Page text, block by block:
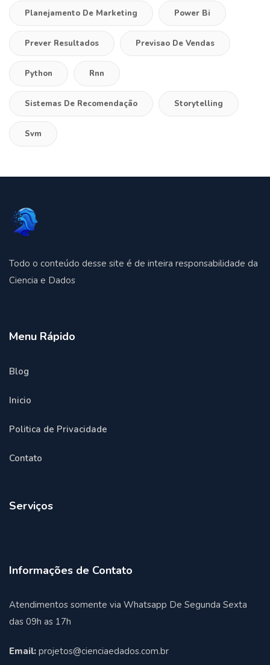
Planejamento De Marketing Power Bi
Prever Resultados Previsao De Vendas
Python Rnn
Sistemas De Recomendação Storytelling
Svm
Todo o conteúdo desse site é de inteira responsabilidade da
Ciencia e Dados
Menu Rápido
Blog
Inicio
Politica de Privacidade
Contato
Serviços
Informações de Contato
Atendimentos somente via Whatsapp De Segunda Sexta
das 09h as 17h
Email: projetos@cienciaedados.com.br